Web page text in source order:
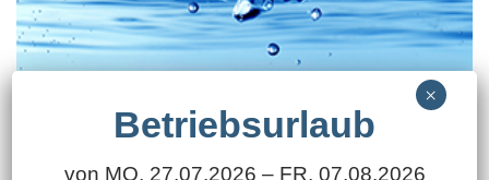
WASSER
von MO, 27.07.2026 – FR, 07.08.2026